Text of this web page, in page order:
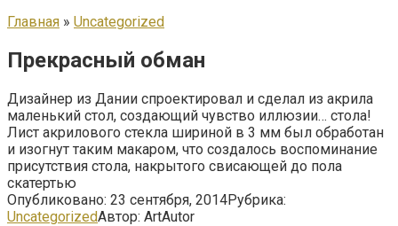
Главная » Uncategorized
Прекрасный обман
Дизайнер из Дании спроектировал и сделал из акрила
маленький стол, создающий чувство иллюзии… стола!
Лист акрилового стекла шириной в 3 мм был обработан
и изогнут таким макаром, что создалось воспоминание
присутствия стола, накрытого свисающей до пола
скатертью
Опубликовано: 23 сентября, 2014Рубрика:
UncategorizedАвтор: ArtAutor